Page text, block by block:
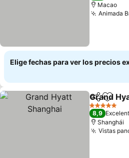
Macao
Animada
Elige fechas para ver los precios
Compartir
Grand
5 Estrellas
8,9
Shanghái
Vistas